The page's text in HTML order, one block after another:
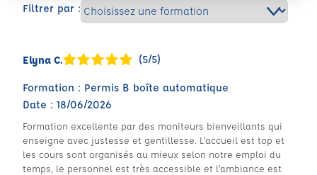
Filtrer par :
Elyna C. (5/5)
Formation : Permis B boîte automatique
Date : 18/06/2026
Formation excellente par des moniteurs bienveillants qui
enseigne avec justesse et gentillesse. L’accueil est top et
les cours sont organisés au mieux selon notre emploi du
temps, le personnel est très accessible et l’ambiance est